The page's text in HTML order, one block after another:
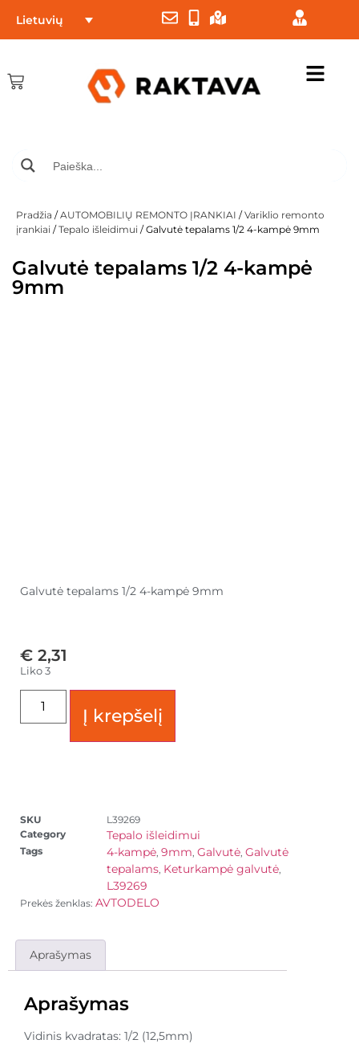
Lietuvių
Pradžia /AUTOMOBILIŲ REMONTO ĮRANKIAI /Variklio remonto
įrankiai /Tepalo išleidimui / Galvutė tepalams 1/2 4-kampė 9mm
Galvutė tepalams 1/2 4-kampė
9mm
Galvutė tepalams 1/2 4-kampė 9mm
€ 2,31
Liko 3
Į krepšelį
SKU
L39269
Category
Tepalo išleidimui
Tags 4-kampė, 9mm, Galvutė, Galvutė
tepalams, Keturkampė galvutė,
L39269
Prekės ženklas: AVTODELO
Aprašymas
Aprašymas
Vidinis kvadratas: 1/2 (12,5mm)